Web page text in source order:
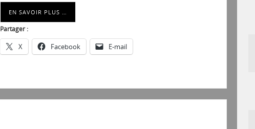
EN SAVOIR PLUS …
Partager :
X Facebook E-mail